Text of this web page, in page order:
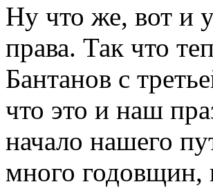
Ну что же, вот и
права. Так что
Бантанов с
что это и наш
начало нашего
много годовщин,